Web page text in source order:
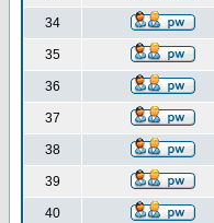
34
35
36
37
38
39
40